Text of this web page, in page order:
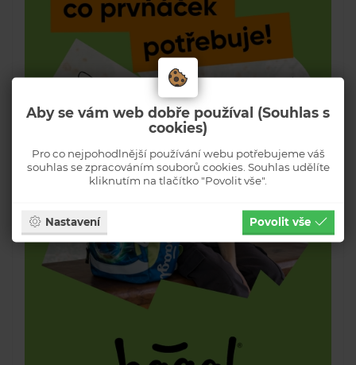
Aby se vám web dobře používal (Souhlas s
cookies)
Pro co nejpohodlnější používání webu potřebujeme váš
souhlas se zpracováním souborů cookies. Souhlas udělíte
kliknutím na tlačítko "Povolit vše".
Nastavení Povolit vše